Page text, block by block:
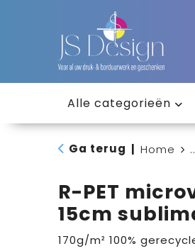
Alle categorieën
Ga terug Home
R-PET
15cm
170g/m² 100%